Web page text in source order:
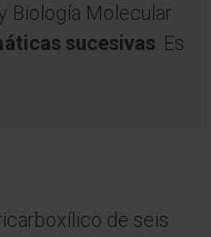
Biología Molecular
sucesivas . Es
de seis